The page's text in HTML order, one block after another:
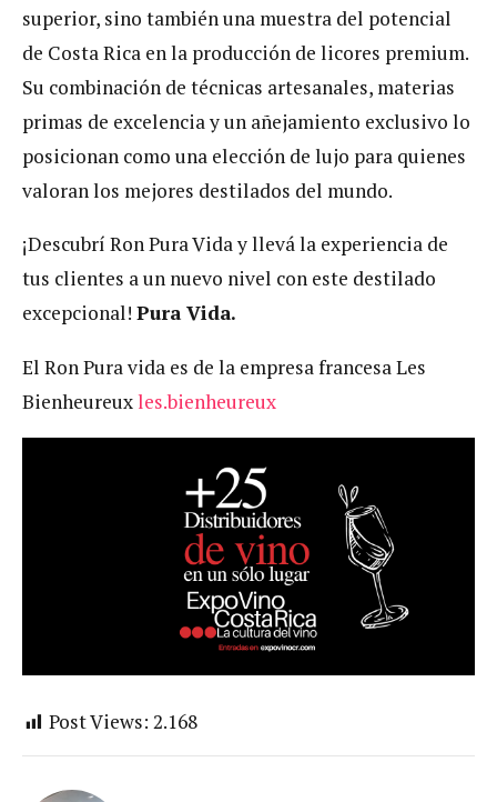
superior, sino también una muestra del potencial
de Costa Rica en la producción de licores premium.
Su combinación de técnicas artesanales, materias
primas de excelencia y un añejamiento exclusivo lo
posicionan como una elección de lujo para quienes
valoran los mejores destilados del mundo.
¡Descubrí Ron Pura Vida y llevá la experiencia de
tus clientes a un nuevo nivel con este destilado
excepcional! Pura Vida.
El Ron Pura vida es de la empresa francesa Les
Bienheureuxles.bienheureux
Post Views: 2.168